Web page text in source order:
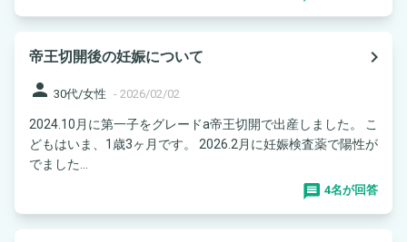
帝王切開後の妊娠について
navigate_next
person 30代/女性 - 2026/02/02
2024.10月に第一子をグレードa帝王切開で出産しました。 こ
どもはいま、1歳3ヶ月です。 2026.2月に妊娠検査薬で陽性が
でました...
4名が回答